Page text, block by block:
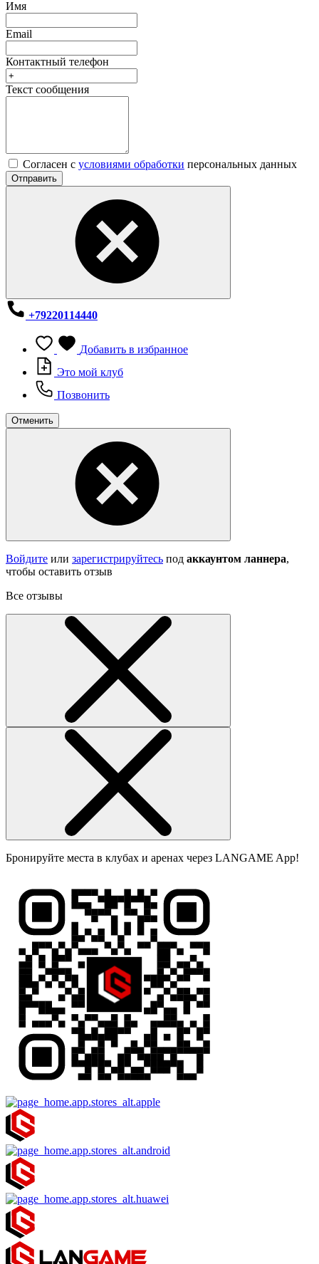
Имя
Email
Контактный телефон
Текст сообщения
Согласен с условиями обработки персональных данных
Отправить
+79220114440
Добавить в избранное
Это мой клуб
Позвонить
Отменить
Войдите или зарегистрируйтесь под аккаунтом ланнера,
чтобы оставить отзыв
Все отзывы
Бронируйте места в клубах и аренах через LANGAME App!